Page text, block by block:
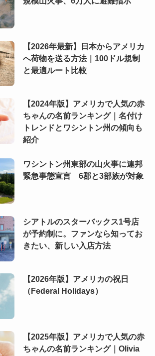
【2026年最新】日本からアメリカ
へ荷物を送る方法｜100ドル規制
と最適ルート比較
【2024年版】アメリカで人気の赤
ちゃんの名前ランキング｜名付け
トレンドとワシントン州の傾向も
紹介
ワシントン州東部の山火事に連邦
緊急事態宣言 6郡と3部族が対象
シアトルのスターバックス1号店
が予約制に。ファンなら知ってお
きたい、新しい入店方法
【2026年版】アメリカの祝日
（Federal Holidays）
【2025年版】アメリカで人気の赤
ちゃんの名前ランキング｜Olivia